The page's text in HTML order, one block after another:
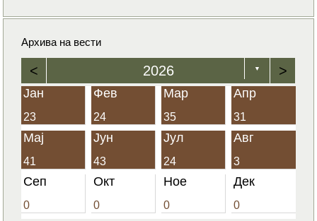
Архива на вести
< 2026 ▼ >
Јан
23
Фев
24
Мар
35
Апр
31
Мај
41
Јун
43
Јул
24
Авг
3
Сеп
0
Окт
0
Ное
0
Дек
0